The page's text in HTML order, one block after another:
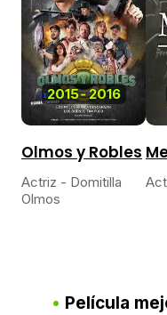
2015-2016
Olmos y Robles
Actriz - Domitilla
Olmos
Película